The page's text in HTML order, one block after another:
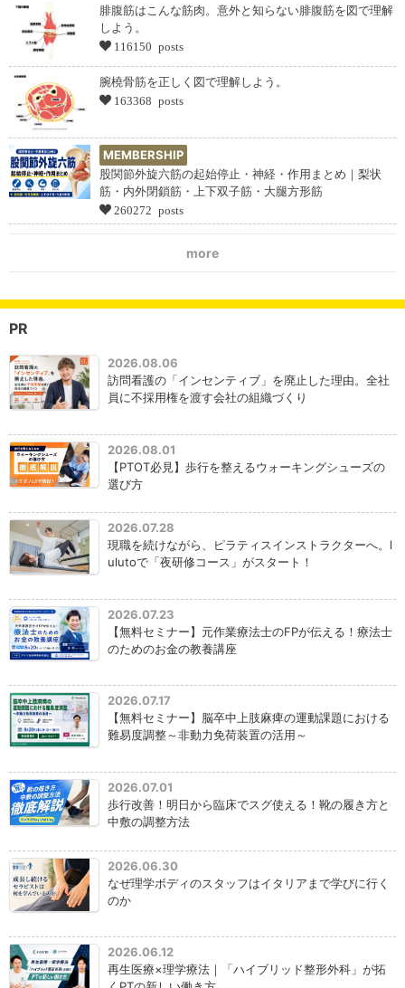
腓腹筋はこんな筋肉。意外と知らない腓腹筋を図で理解
しよう。
116150 posts
腕橈骨筋を正しく図で理解しよう。
163368 posts
MEMBERSHIP
股関節外旋六筋の起始停止・神経・作用まとめ｜梨状
筋・内外閉鎖筋・上下双子筋・大腿方形筋
260272 posts
more
PR
2026.08.06
訪問看護の「インセンティブ」を廃止した理由。全社
員に不採用権を渡す会社の組織づくり
2026.08.01
【PTOT必見】歩行を整えるウォーキングシューズの
選び方
2026.07.28
現職を続けながら、ピラティスインストラクターへ。l
ulutoで「夜研修コース」がスタート！
2026.07.23
【無料セミナー】元作業療法士のFPが伝える！療法士
のためのお金の教養講座
2026.07.17
【無料セミナー】脳卒中上肢麻痺の運動課題における
難易度調整～非動力免荷装置の活用～
2026.07.01
歩行改善！明日から臨床でスグ使える！靴の履き方と
中敷の調整方法
2026.06.30
なぜ理学ボディのスタッフはイタリアまで学びに行く
のか
2026.06.12
再生医療×理学療法｜「ハイブリッド整形外科」が拓